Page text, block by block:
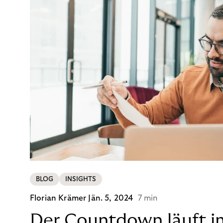
BLOG INSIGHTS
Florian Krämer Jän. 5, 2024 7 min